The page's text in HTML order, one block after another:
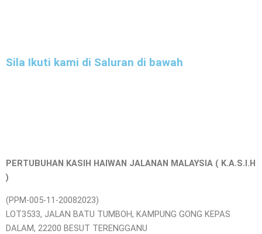
Sila Ikuti kami di Saluran di bawah
PERTUBUHAN KASIH HAIWAN JALANAN MALAYSIA ( K.A.S.I.H
)
(PPM-005-11-20082023)
LOT3533, JALAN BATU TUMBOH, KAMPUNG GONG KEPAS
DALAM, 22200 BESUT TERENGGANU